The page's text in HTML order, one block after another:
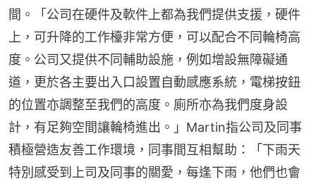
間。「公司在硬件及軟件上都為我們提供支援，硬件
上，可升降的工作檯非常方便，可以配合不同輪椅高
度。公司又提供不同輔助設施，例如增設無障礙通
道，更於各主要出入口設置自動感應系統，電梯按鈕
的位置亦調整至我們的高度。廁所亦為我們度身設
計，有足夠空間讓輪椅進出。」Martin指公司及同事
積極營造友善工作環境，同事間互相幫助：「下雨天
特別感受到上司及同事的關愛，每逢下雨，他們也會